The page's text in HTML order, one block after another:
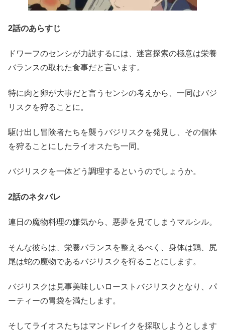
2話のあらすじ
ドワーフのセンシが力説するには、迷宮探索の極意は栄養
バランスの取れた食事だと言います。
特に肉と卵が大事だと言うセンシの考えから、一同はバジ
リスクを狩ることに。
駆け出し冒険者たちを襲うバジリスクを発見し、その個体
を狩ることにしたライオスたち一同。
バジリスクを一体どう調理するというのでしょうか。
2話のネタバレ
連日の魔物料理の嫌気から、悪夢を見てしまうマルシル。
そんな彼らは、栄養バランスを整えるべく、身体は鶏、尻
尾は蛇の魔物であるバジリスクを狩ることにします。
バジリスクは見事美味しいローストバジリスクとなり、パ
ーティーの胃袋を満たします。
そしてライオスたちはマンドレイクを採取しようとします